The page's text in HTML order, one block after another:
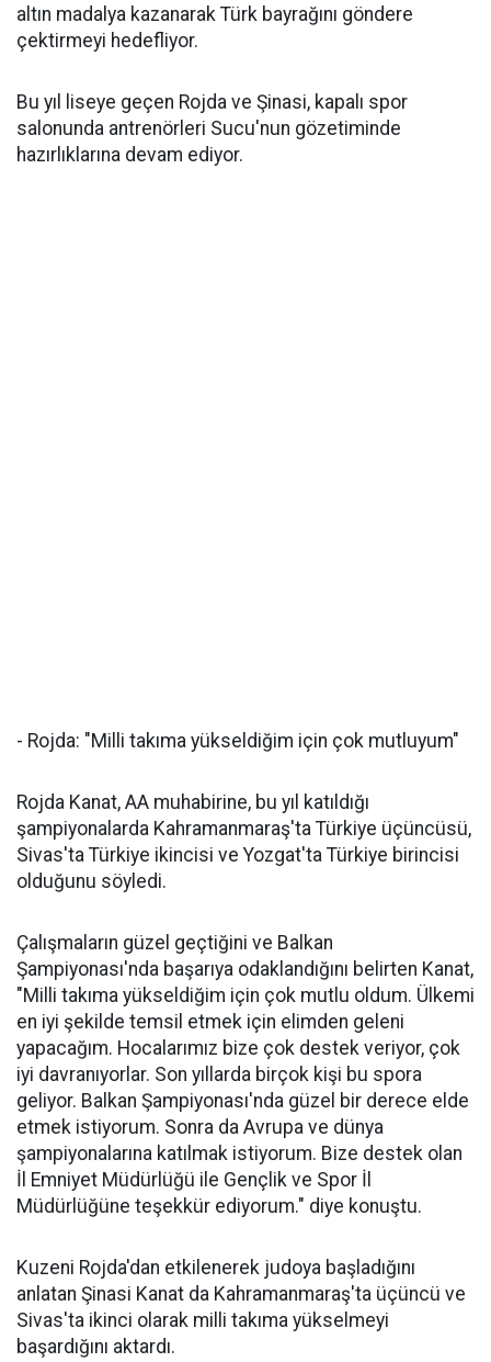
altın madalya kazanarak Türk bayrağını göndere
çektirmeyi hedefliyor.
Bu yıl liseye geçen Rojda ve Şinasi, kapalı spor
salonunda antrenörleri Sucu'nun gözetiminde
hazırlıklarına devam ediyor.
- Rojda: "Milli takıma yükseldiğim için çok mutluyum"
Rojda Kanat, AA muhabirine, bu yıl katıldığı
şampiyonalarda Kahramanmaraş'ta Türkiye üçüncüsü,
Sivas'ta Türkiye ikincisi ve Yozgat'ta Türkiye birincisi
olduğunu söyledi.
Çalışmaların güzel geçtiğini ve Balkan
Şampiyonası'nda başarıya odaklandığını belirten Kanat,
"Milli takıma yükseldiğim için çok mutlu oldum. Ülkemi
en iyi şekilde temsil etmek için elimden geleni
yapacağım. Hocalarımız bize çok destek veriyor, çok
iyi davranıyorlar. Son yıllarda birçok kişi bu spora
geliyor. Balkan Şampiyonası'nda güzel bir derece elde
etmek istiyorum. Sonra da Avrupa ve dünya
şampiyonalarına katılmak istiyorum. Bize destek olan
İl Emniyet Müdürlüğü ile Gençlik ve Spor İl
Müdürlüğüne teşekkür ediyorum." diye konuştu.
Kuzeni Rojda'dan etkilenerek judoya başladığını
anlatan Şinasi Kanat da Kahramanmaraş'ta üçüncü ve
Sivas'ta ikinci olarak milli takıma yükselmeyi
başardığını aktardı.